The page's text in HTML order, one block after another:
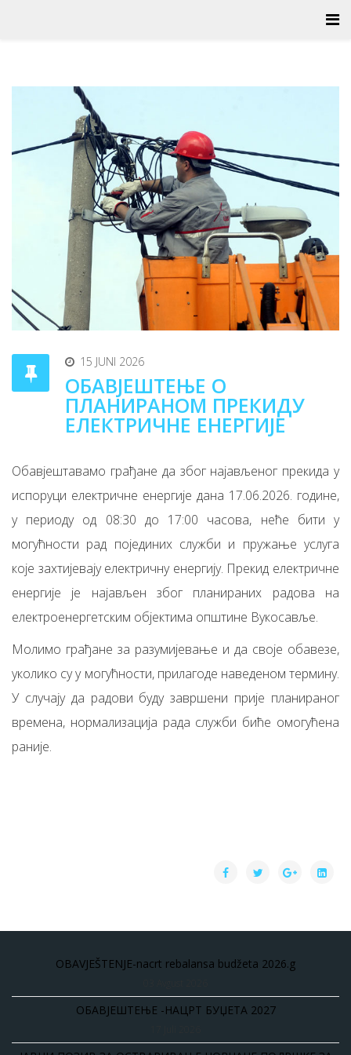
15 JUNI 2026
ОБАВЈЕШТЕЊЕ О
ПЛАНИРАНОМ ПРЕКИДУ
ЕЛЕКТРИЧНЕ ЕНЕРГИЈЕ
Обавјештавамо грађане да због најављеног прекида у
испоруци електричне енергије дана 17.06.2026. године,
у периоду од 08:30 до 17:00 часова, неће бити у
могућности рад појединих служби и пружање услуга
које захтијевају електричну енергију. Прекид електричне
енергије је најављен због планираних радова на
електроенергетским објектима општине Вукосавље.
Молимо грађане за разумијевање и да своје обавезе,
уколико су у могућности, прилагоде наведеном термину.
У случају да радови буду завршени прије планираног
времена, нормализација рада служби биће омогућена
раније.
OBAVJEŠTENJE-nacrt rebalansa budžeta 2026.g
ОБАВЈЕШТЕЊЕ -НАЦРТ БУЏЕТА 2027